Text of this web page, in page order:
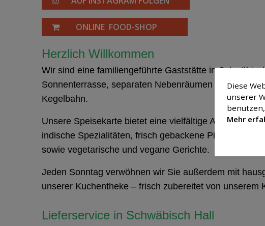
Diese
unserer
Mehr
ONLINE FOOD-SHOP
Herzlich Willkommen
Wir sind eine familiengeführte Gaststätte in
Sonnenterrasse, separaten Nebenräumen für Ihre
Kegelbahn.
Unsere Speisekarte bietet eine vielfältige Auswahl für
indische Spezialitäten, frisch gebackene Pizza,
sowie vegetarische und vegane Gerichte.
Jeden Sonntag verwöhnen wir Sie außerdem mit
unserer Kuchentheke – frisch zubereitet von unserem
Lieferservice in Schwäbisch Hall